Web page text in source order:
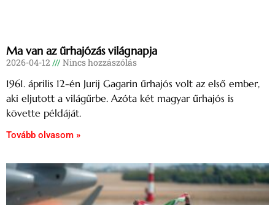
Ma van az űrhajózás világnapja
2026-04-12 Nincs hozzászólás
1961. április 12-én Jurij Gagarin űrhajós volt az első ember,
aki eljutott a világűrbe. Azóta két magyar űrhajós is
követte példáját.
Tovább olvasom »